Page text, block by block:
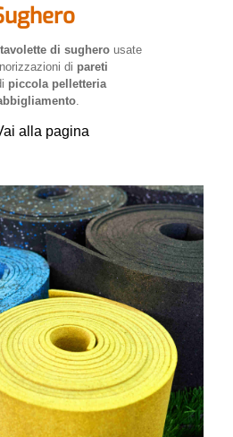
tavolette di sugherousate
di pareti
piccola pelletteria
alla pagina